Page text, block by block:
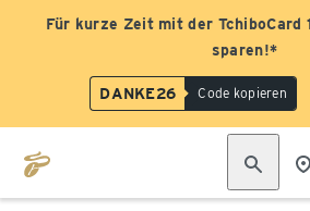
Für kurze Zeit mit der TchiboCard
sparen!*
DANKE26 Code kopieren